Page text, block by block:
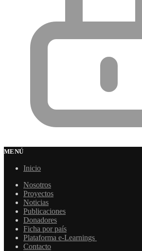
MENÚ
Inicio
Nosotros
Proyectos
Noticias
Publicaciones
Donadores
Ficha por país
Plataforma e-Learnings
Contacto